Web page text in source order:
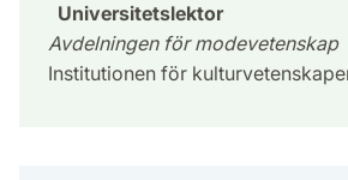
Universitetslektor
Avdelningen för modevetenskap
Institutionen för